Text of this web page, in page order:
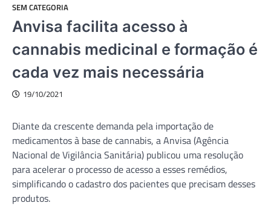
SEM CATEGORIA
Anvisa facilita acesso à
cannabis medicinal e formação é
cada vez mais necessária
19/10/2021
Diante da crescente demanda pela importação de
medicamentos à base de cannabis, a Anvisa (Agência
Nacional de Vigilância Sanitária) publicou uma resolução
para acelerar o processo de acesso a esses remédios,
simplificando o cadastro dos pacientes que precisam desses
produtos.